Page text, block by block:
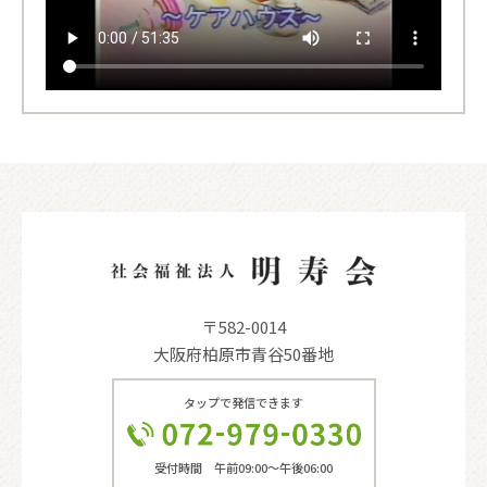
〒582-0014
大阪府柏原市青谷50番地
タップで発信できます
受付時間 午前09:00〜午後06:00